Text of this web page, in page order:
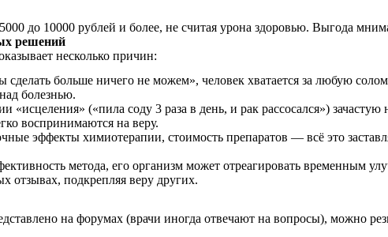
до 10000 рублей и более, не считая урона здоровью. Выгода
решений
несколько причин:
больше ничего не можем», человек хватается за любую
болезнью.
«исцеления» («пила соду 3 раза в день, и рак рассосался»)
воспринимаются на веру.
эффекты химиотерапии, стоимость препаратов — всё это
метода, его организм может отреагировать временным
отзывах, подкрепляя веру других.
на форумах (врачи иногда отвечают на вопросы), можно